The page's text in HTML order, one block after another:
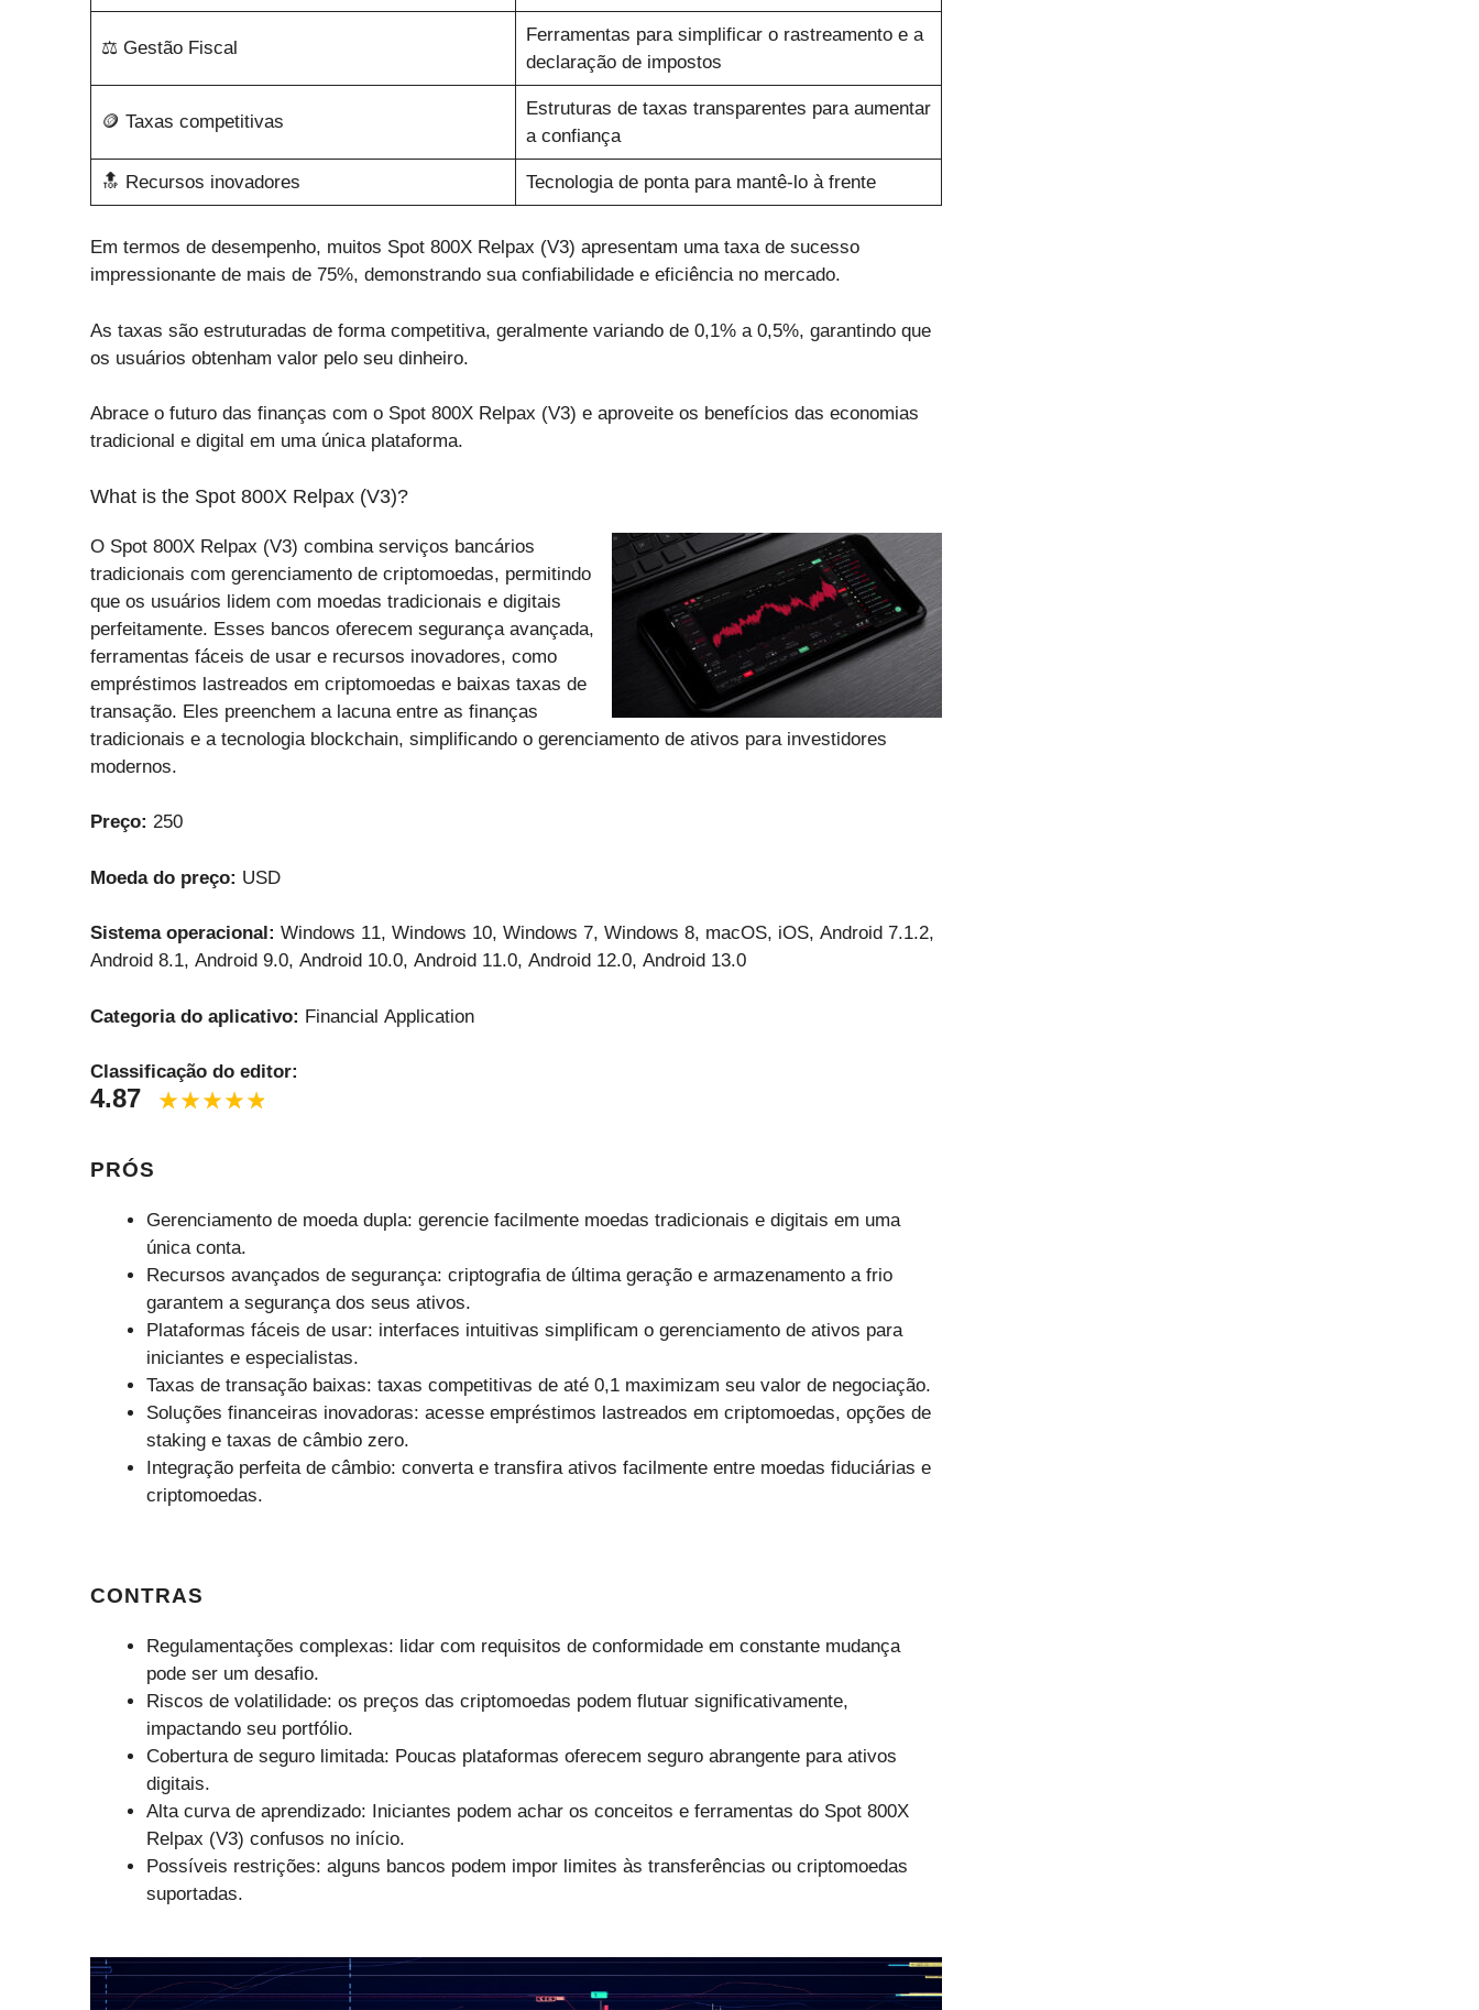
⚖️ Gestão Fiscal
Ferramentas para simplificar o rastreamento e a
declaração de impostos
🪙 Taxas competitivas
Estruturas de taxas transparentes para aumentar
a confiança
🔝 Recursos inovadores Tecnologia de ponta para mantê-lo à frente
Em termos de desempenho, muitos Spot 800X Relpax (V3) apresentam uma taxa de sucesso
impressionante de mais de 75%, demonstrando sua confiabilidade e eficiência no mercado.
As taxas são estruturadas de forma competitiva, geralmente variando de 0,1% a 0,5%, garantindo que
os usuários obtenham valor pelo seu dinheiro.
Abrace o futuro das finanças com o Spot 800X Relpax (V3) e aproveite os benefícios das economias
tradicional e digital em uma única plataforma.
What is the Spot 800X Relpax (V3)?
O Spot 800X Relpax (V3) combina serviços bancários
tradicionais com gerenciamento de criptomoedas, permitindo
que os usuários lidem com moedas tradicionais e digitais
perfeitamente. Esses bancos oferecem segurança avançada,
ferramentas fáceis de usar e recursos inovadores, como
empréstimos lastreados em criptomoedas e baixas taxas de
transação. Eles preenchem a lacuna entre as finanças
tradicionais e a tecnologia blockchain, simplificando o gerenciamento de ativos para investidores
modernos.
Preço: 250
Moeda do preço: USD
Sistema operacional: Windows 11, Windows 10, Windows 7, Windows 8, macOS, iOS, Android 7.1.2,
Android 8.1, Android 9.0, Android 10.0, Android 11.0, Android 12.0, Android 13.0
Categoria do aplicativo: Financial Application
Classificação do editor:
4.87
PRÓS
Gerenciamento de moeda dupla: gerencie facilmente moedas tradicionais e digitais em uma
única conta.
Recursos avançados de segurança: criptografia de última geração e armazenamento a frio
garantem a segurança dos seus ativos.
Plataformas fáceis de usar: interfaces intuitivas simplificam o gerenciamento de ativos para
iniciantes e especialistas.
Taxas de transação baixas: taxas competitivas de até 0,1 maximizam seu valor de negociação.
Soluções financeiras inovadoras: acesse empréstimos lastreados em criptomoedas, opções de
staking e taxas de câmbio zero.
Integração perfeita de câmbio: converta e transfira ativos facilmente entre moedas fiduciárias e
criptomoedas.
CONTRAS
Regulamentações complexas: lidar com requisitos de conformidade em constante mudança
pode ser um desafio.
Riscos de volatilidade: os preços das criptomoedas podem flutuar significativamente,
impactando seu portfólio.
Cobertura de seguro limitada: Poucas plataformas oferecem seguro abrangente para ativos
digitais.
Alta curva de aprendizado: Iniciantes podem achar os conceitos e ferramentas do Spot 800X
Relpax (V3) confusos no início.
Possíveis restrições: alguns bancos podem impor limites às transferências ou criptomoedas
suportadas.